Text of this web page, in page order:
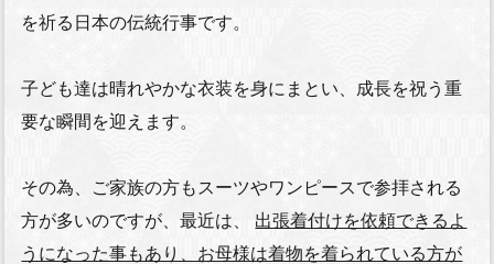
を祈る日本の伝統行事です。
子ども達は晴れやかな衣装を身にまとい、成長を祝う重
要な瞬間を迎えます。
その為、ご家族の方もスーツやワンピースで参拝される
方が多いのですが、最近は、 出張着付けを依頼できるよ
うになった事もあり、お母様は着物を着られている方が